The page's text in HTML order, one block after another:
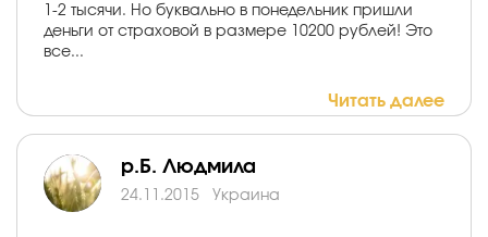
1-2 тысячи. Но буквально в понедельник пришли
деньги от страховой в размере 10200 рублей! Это
все...
Читать далее
р.Б. Людмила
24.11.2015 Украина